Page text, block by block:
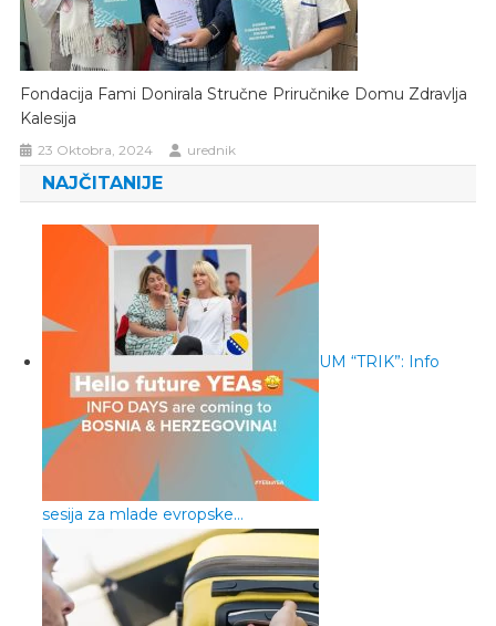
Fondacija Fami Donirala Stručne Priručnike Domu Zdravlja
Kalesija
23 Oktobra, 2024 urednik
NAJČITANIJE
UM “TRIK”: Info
sesija za mlade evropske…